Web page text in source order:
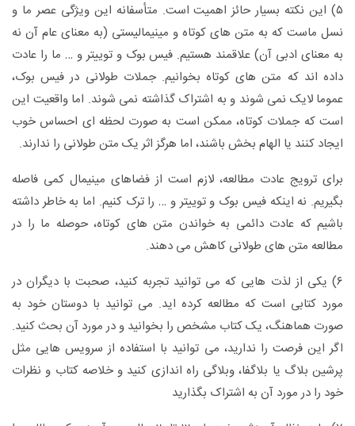
۵) این نکته بسیار حائز اهمیت است. متأسفانه این ویژگی عصر ما و
نسل ماست که به متن های کوتاه و مینیمالیستی (به معنای عام آن نه
به معنای ادبی آن) علاقمند هستیم. فیس بوک و توییتر و … ما را عادت
داده اند که متن های کوتاه بخوانیم. جملات طولانی در فیس بوک،
عموما لایک نمی شوند و به اشتراک گذاشته نمی شوند. اما واقعیت این
است که جملات کوتاه، ممکن است به صورت لحظه ای احساس خوب
ایجاد کنند یا الهام بخش باشند، اما هرگز اثر یک متن طولانی را ندارند.
برای ترویج عادت مطالعه، لازم است از فضاهای مینیمال کمی فاصله
بگیریم. نه اینکه فیس بوک و توییتر و … را ترک کنیم. اما به خاطر داشته
باشیم که عادت دائمی به خواندن متن های کوتاه، حوصله ما را در
مطالعه متن های طولانی کاهش می دهند.
۶) یکی از لذت هایی که می توانید تجربه کنید، صحبت با دیگران در
مورد کتابی است که مطالعه کرده اید. می توانید با دوستان خود به
صورت هماهنگ، یک کتاب مشخص را بخوانید و در مورد آن بحث کنید.
اگر این فرصت را ندارید، می توانید با استفاده از سرویس هایی مثل
پرشین بلاگ یا بلاگفا، وبلاگی راه اندازی کنید و خلاصه کتاب و نظرات
خود را در مورد آن به اشتراک بگذارید